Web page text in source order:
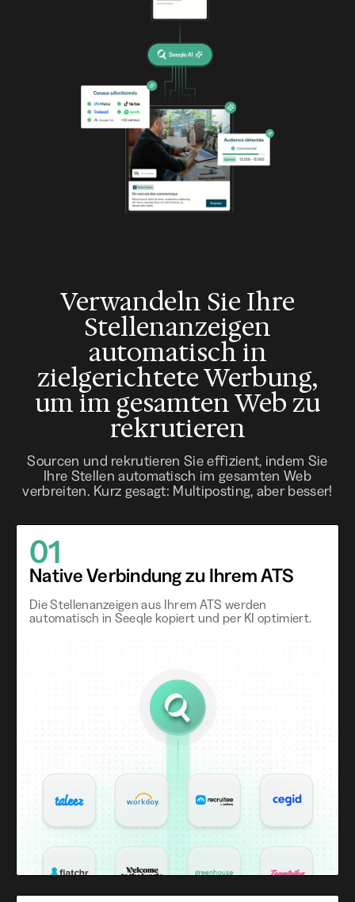
Verwandeln Sie Ihre
Stellenanzeigen
automatisch in
zielgerichtete Werbung,
um im gesamten Web zu
rekrutieren
Sourcen und rekrutieren Sie effizient, indem Sie
Ihre Stellen automatisch im gesamten Web
verbreiten. Kurz gesagt: Multiposting, aber besser!
01
Native Verbindung zu Ihrem ATS
Die Stellenanzeigen aus Ihrem ATS werden
automatisch in Seeqle kopiert und per KI optimiert.